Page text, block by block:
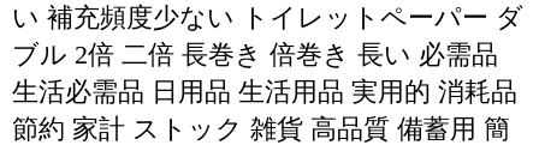
い 補充頻度少ない トイレットペーパー ダ
ブル 2倍 二倍 長巻き 倍巻き 長い 必需品
生活必需品 日用品 生活用品 実用的 消耗品
節約 家計 ストック 雑貨 高品質 備蓄用 簡